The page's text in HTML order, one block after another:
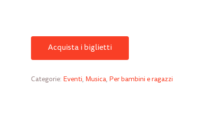
Acquista i biglietti
Categorie: Eventi, Musica, Per bambini e ragazzi